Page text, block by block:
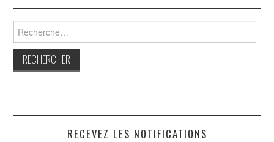
RECEVEZ LES NOTIFICATIONS